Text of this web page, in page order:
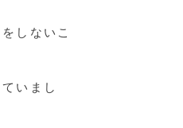
しないこ
いまし